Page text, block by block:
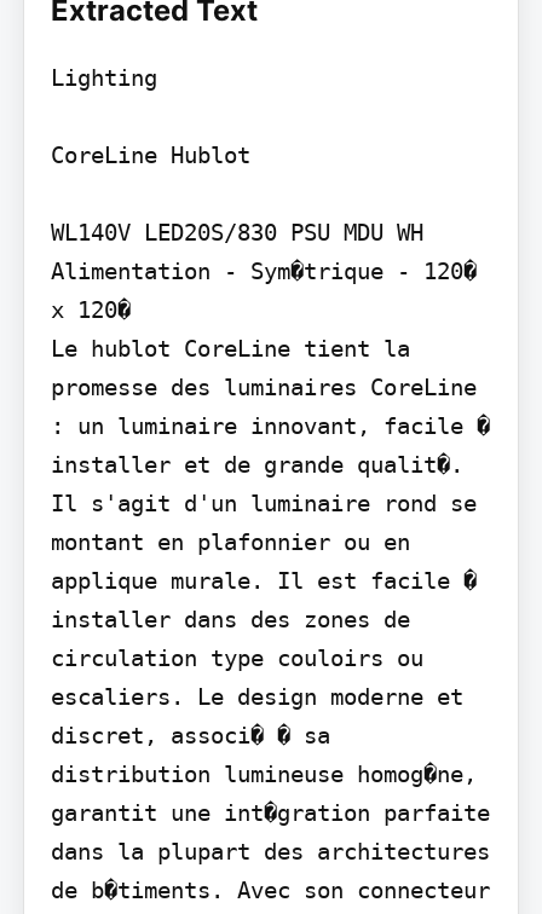
Extracted Text
Lighting
CoreLine Hublot
WL140V LED20S/830 PSU MDU WH
Alimentation - Sym�trique - 120�
x 120�
Le hublot CoreLine tient la
promesse des luminaires CoreLine
: un luminaire innovant, facile �
installer et de grande qualit�.
Il s'agit d'un luminaire rond se
montant en plafonnier ou en
applique murale. Il est facile �
installer dans des zones de
circulation type couloirs ou
escaliers. Le design moderne et
discret, associ� � sa
distribution lumineuse homog�ne,
garantit une int�gration parfaite
dans la plupart des architectures
de b�timents. Avec son connecteur